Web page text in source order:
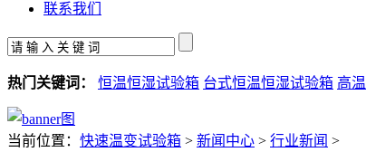
联系我们
热门关键词： 恒温恒湿试验箱 台式恒温恒湿试验箱 高
当前位置： 快速温变试验箱 > 新闻中心 > 行业新闻 >